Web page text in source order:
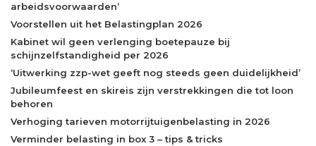
arbeidsvoorwaarden’
Voorstellen uit het Belastingplan 2026
Kabinet wil geen verlenging boetepauze bij
schijnzelfstandigheid per 2026
‘Uitwerking zzp-wet geeft nog steeds geen duidelijkheid’
Jubileumfeest en skireis zijn verstrekkingen die tot loon
behoren
Verhoging tarieven motorrijtuigenbelasting in 2026
Verminder belasting in box 3 – tips & tricks